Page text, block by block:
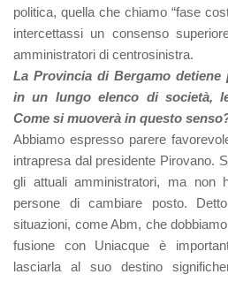
politica, quella che chiamo “fase
intercettassi un consenso
amministratori di centrosinistra.
La Provincia di Bergamo
in un lungo elenco di società,
Come si muoverà in questo
Abbiamo espresso parere
intrapresa dal presidente Pirovano.
gli attuali amministratori, ma non
persone di cambiare posto.
situazioni, come Abm, che
fusione con Uniacque è
lasciarla al suo destino